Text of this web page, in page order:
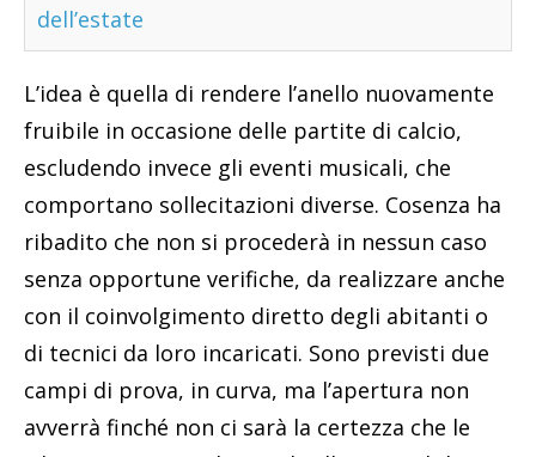
dell’estate
L’idea è quella di rendere l’anello nuovamente
fruibile in occasione delle partite di calcio,
escludendo invece gli eventi musicali, che
comportano sollecitazioni diverse. Cosenza ha
ribadito che non si procederà in nessun caso
senza opportune verifiche, da realizzare anche
con il coinvolgimento diretto degli abitanti o
di tecnici da loro incaricati. Sono previsti due
campi di prova, in curva, ma l’apertura non
avverrà finché non ci sarà la certezza che le